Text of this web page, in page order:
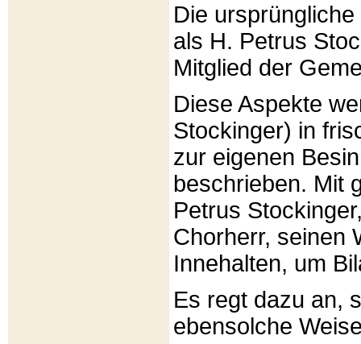
Die
als H. Petrus
Mitglied der
Diese Aspekte
Stockinger) in
zur eigenen
beschrieben. Mit
Petrus
Chorherr, seinen
Innehalten, um
Es regt dazu an,
ebensolche